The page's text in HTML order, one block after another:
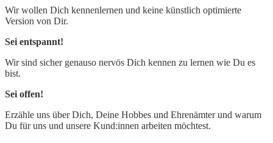
Wir wollen Dich kennenlernen und keine künstlich optimierte
Version von Dir.
Sei entspannt!
Wir sind sicher genauso nervös Dich kennen zu lernen wie Du es
bist.
Sei offen!
Erzähle uns über Dich, Deine Hobbes und Ehrenämter und warum
Du für uns und unsere Kund:innen arbeiten möchtest.